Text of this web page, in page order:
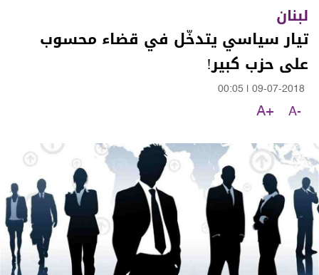
لبنان
تيار سياسي يتدخّل في قضاء محسوب
على حزب كبير!
09-07-2018
00:05
A-
A+